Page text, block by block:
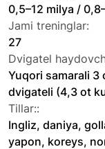
0,5–12 milya /
Jami treninglar:
27
Dvigatel
Yuqori samarali
dvigateli (4,3 ot
Tillar::
Ingliz, daniya,
yapon, koreys,